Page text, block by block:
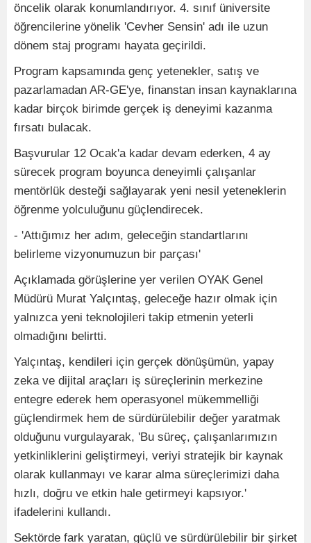
öncelik olarak konumlandırıyor. 4. sınıf üniversite
öğrencilerine yönelik 'Cevher Sensin' adı ile uzun
dönem staj programı hayata geçirildi.
Program kapsamında genç yetenekler, satış ve
pazarlamadan AR-GE'ye, finanstan insan kaynaklarına
kadar birçok birimde gerçek iş deneyimi kazanma
fırsatı bulacak.
Başvurular 12 Ocak'a kadar devam ederken, 4 ay
sürecek program boyunca deneyimli çalışanlar
mentörlük desteği sağlayarak yeni nesil yeteneklerin
öğrenme yolculuğunu güçlendirecek.
- 'Attığımız her adım, geleceğin standartlarını
belirleme vizyonumuzun bir parçası'
Açıklamada görüşlerine yer verilen OYAK Genel
Müdürü Murat Yalçıntaş, geleceğe hazır olmak için
yalnızca yeni teknolojileri takip etmenin yeterli
olmadığını belirtti.
Yalçıntaş, kendileri için gerçek dönüşümün, yapay
zeka ve dijital araçları iş süreçlerinin merkezine
entegre ederek hem operasyonel mükemmelliği
güçlendirmek hem de sürdürülebilir değer yaratmak
olduğunu vurgulayarak, 'Bu süreç, çalışanlarımızın
yetkinliklerini geliştirmeyi, veriyi stratejik bir kaynak
olarak kullanmayı ve karar alma süreçlerimizi daha
hızlı, doğru ve etkin hale getirmeyi kapsıyor.'
ifadelerini kullandı.
Sektörde fark yaratan, güçlü ve sürdürülebilir bir şirket